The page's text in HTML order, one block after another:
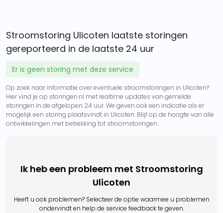
Stroomstoring Ulicoten laatste storingen
gereporteerd in de laatste 24 uur
Er is geen storing met deze service
Op zoek naar informatie over eventuele stroomstoringen in Ulicoten?
Hier vind je op storingen.nl met realtime updates van gemelde
storingen in de afgelopen 24 uur. We geven ook een indicatie als er
mogelijk een storing plaatsvindt in Ulicoten. Blijf op de hoogte van alle
ontwikkelingen met betrekking tot stroomstoringen.
Ik heb een probleem met Stroomstoring
Ulicoten
Heeft u ook problemen? Selecteer de optie waarmee u problemen
ondervindt en help de service feedback te geven.